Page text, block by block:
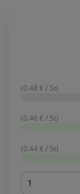
(0.48 € / St)
(0.46 € / St)
(0.44 € / St)
Menge